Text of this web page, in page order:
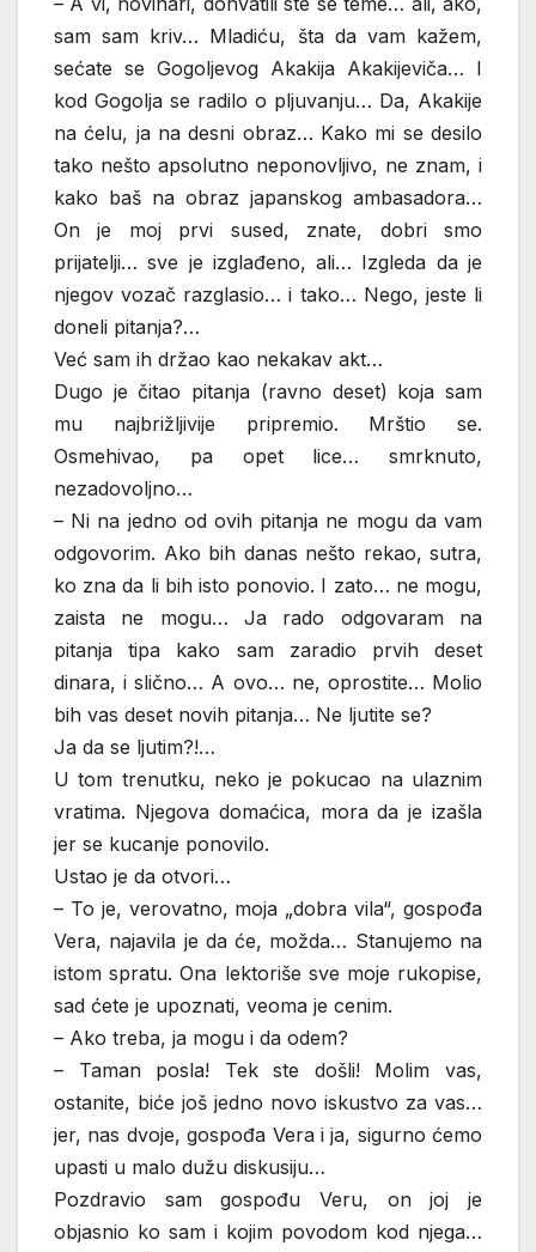
sam sam kriv… Mladiću, šta da vam kažem,
sećate se Gogoljevog Akakija Akakijeviča… I
kod Gogolja se radilo o pljuvanju… Da, Akakije
na ćelu, ja na desni obraz… Kako mi se desilo
tako nešto apsolutno neponovljivo, ne znam, i
kako baš na obraz japanskog ambasadora…
On je moj prvi sused, znate, dobri smo
prijatelji… sve je izglađeno, ali… Izgleda da je
njegov vozač razglasio… i tako… Nego, jeste li
doneli pitanja?…
Već sam ih držao kao nekakav akt…
Dugo je čitao pitanja (ravno deset) koja sam
mu najbrižljivije pripremio. Mrštio se.
Osmehivao, pa opet lice… smrknuto,
nezadovoljno…
– Ni na jedno od ovih pitanja ne mogu da vam
odgovorim. Ako bih danas nešto rekao, sutra,
ko zna da li bih isto ponovio. I zato… ne mogu,
zaista ne mogu… Ja rado odgovaram na
pitanja tipa kako sam zaradio prvih deset
dinara, i slično… A ovo… ne, oprostite… Molio
bih vas deset novih pitanja… Ne ljutite se?
Ja da se ljutim?!…
U tom trenutku, neko je pokucao na ulaznim
vratima. Njegova domaćica, mora da je izašla
jer se kucanje ponovilo.
Ustao je da otvori…
– To je, verovatno, moja „dobra vila“, gospođa
Vera, najavila je da će, možda… Stanujemo na
istom spratu. Ona lektoriše sve moje rukopise,
sad ćete je upoznati, veoma je cenim.
– Ako treba, ja mogu i da odem?
– Taman posla! Tek ste došli! Molim vas,
ostanite, biće još jedno novo iskustvo za vas…
jer, nas dvoje, gospođa Vera i ja, sigurno ćemo
upasti u malo dužu diskusiju…
Pozdravio sam gospođu Veru, on joj je
objasnio ko sam i kojim povodom kod njega…